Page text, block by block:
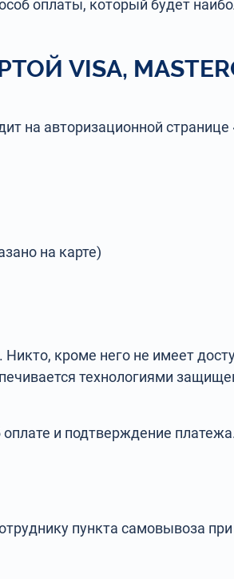
оплаты, который будет
VISA,
на авторизационной
на карте)
Никто, кроме него не имеет
технологиями
и подтверждение
пункта самовывоза при